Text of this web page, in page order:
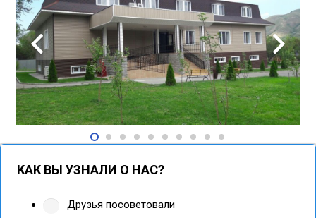
КАК ВЫ УЗНАЛИ О НАС?
Друзья посоветовали